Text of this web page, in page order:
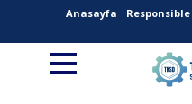
Anasayfa